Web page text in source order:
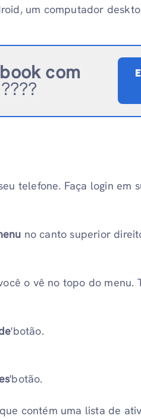
um computador
com
telefone. Faça login em
no canto superior
o vê no topo do menu.
'botão.
'botão.
contém uma lista de